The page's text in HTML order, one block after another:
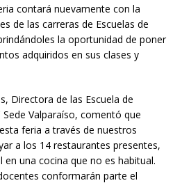
contará nuevamente con la
de las carreras de Escuelas de
la oportunidad de poner
adquiridos en sus clases y
Directora de las Escuela de
Valparaíso, comentó que
feria a través de nuestros
a los 14 restaurantes presentes,
en una cocina que no es habitual.
conformarán parte el